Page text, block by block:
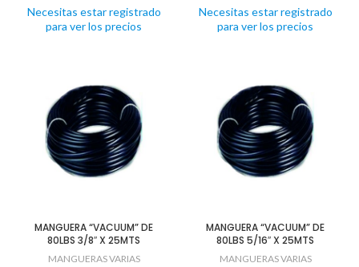
Necesitas estar registrado
para ver los precios
Necesitas estar registrado
para ver los precios
MANGUERA “VACUUM” DE
80LBS 3/8″ X 25MTS
MANGUERAS VARIAS
MANGUERA “VACUUM” DE
80LBS 5/16″ X 25MTS
MANGUERAS VARIAS